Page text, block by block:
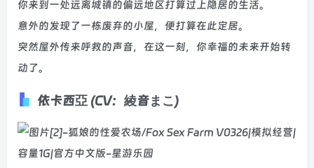
你来到一处远离城镇的偏远地区打算过上隐居的生活。
意外的发现了一栋废弃的小屋，便打算在此定居。
突然屋外传来呼救的声音，在这一刻，你幸福的未来开始转
动了。
依卡西亞 (CV：綾音まこ)